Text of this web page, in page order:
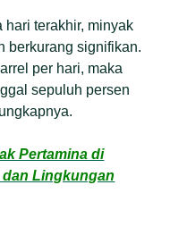
hari terakhir, minyak
berkurang signifikan.
per hari, maka
sepuluh persen
Pertamina di
dan Lingkungan